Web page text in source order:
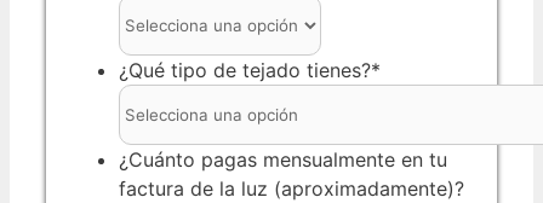
¿Qué tipo de tejado tienes?*
¿Cuánto pagas mensualmente en tu
factura de la luz (aproximadamente)?